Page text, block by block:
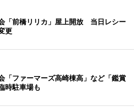
「前橋リリカ」屋上開放 当日レシー
更
「ファーマーズ高崎棟高」など「鑑賞
時駐車場も